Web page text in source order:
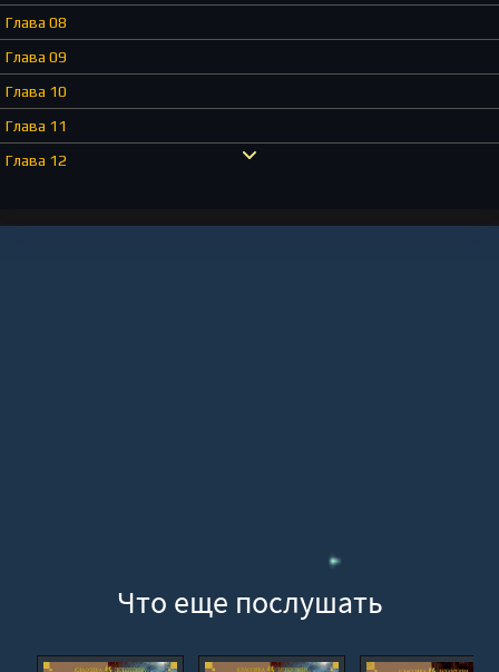
Глава 08
Глава 09
Глава 10
Глава 11
Глава 12
Глава 14
Что еще послушать